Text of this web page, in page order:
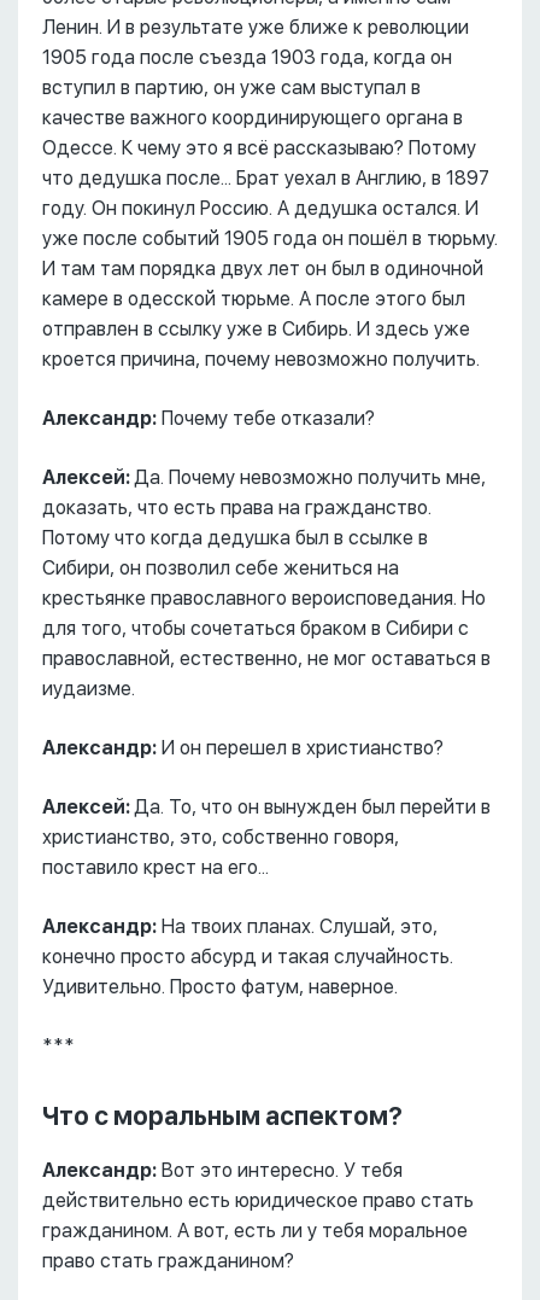
Ленин. И в результате уже ближе к революции
1905 года после съезда 1903 года, когда он
вступил в партию, он уже сам выступал в
качестве важного координирующего органа в
Одессе. К чему это я всё рассказываю? Потому
что дедушка после... Брат уехал в Англию, в 1897
году. Он покинул Россию. А дедушка остался. И
уже после событий 1905 года он пошёл в тюрьму.
И там там порядка двух лет он был в одиночной
камере в одесской тюрьме. А после этого был
отправлен в ссылку уже в Сибирь. И здесь уже
кроется причина, почему невозможно получить.
Александр: Почему тебе отказали?
Алексей:Да. Почему невозможно получить мне,
доказать, что есть права на гражданство.
Потому что когда дедушка был в ссылке в
Сибири, он позволил себе жениться на
крестьянке православного вероисповедания. Но
для того, чтобы сочетаться браком в Сибири с
православной, естественно, не мог оставаться в
иудаизме.
Александр: И он перешел в христианство?
Алексей:Да. То, что он вынужден был перейти в
христианство, это, собственно говоря,
поставило крест на его...
Александр: На твоих планах. Слушай, это,
конечно просто абсурд и такая случайность.
Удивительно. Просто фатум, наверное.
***
Что с моральным аспектом?
Александр: Вот это интересно. У тебя
действительно есть юридическое право стать
гражданином. А вот, есть ли у тебя моральное
право стать гражданином?